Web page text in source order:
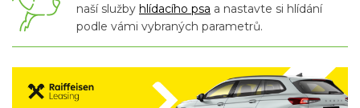
naší služby hlídacího psa a nastavte si hlídání
podle vámi vybraných parametrů.